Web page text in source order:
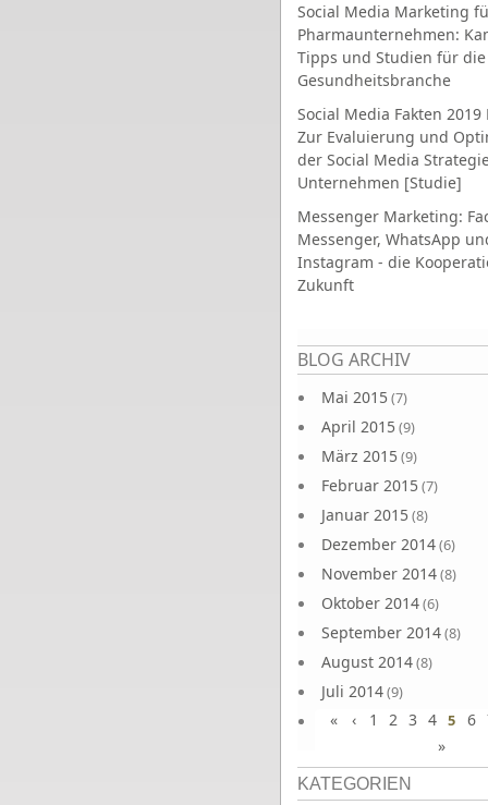
Social Media Marketing
Pharmaunternehmen:
Tipps und Studien für die
Gesundheitsbranche
Social Media Fakten 2019
Zur Evaluierung und
der Social Media
Unternehmen [Studie]
Messenger Marketing:
Messenger, WhatsApp
Instagram - die
Zukunft
BLOG ARCHIV
Mai 2015(7)
April 2015(9)
März 2015(9)
Februar 2015(7)
Januar 2015(8)
Dezember 2014(6)
November 2014(8)
Oktober 2014(6)
September 2014(8)
August 2014(8)
Juli 2014(9)
Juni 2014(8)
Seiten
« ‹ 1 2 3 4 5 6
»
KATEGORIEN